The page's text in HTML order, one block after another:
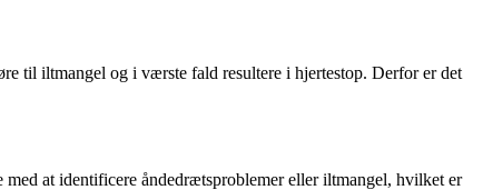
til iltmangel og i værste fald resultere i hjertestop. Derfor er det
at identificere åndedrætsproblemer eller iltmangel, hvilket er